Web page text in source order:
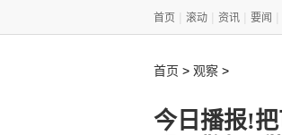
首页 滚动 资讯 要闻
首页 > 观察 >
今日播报!